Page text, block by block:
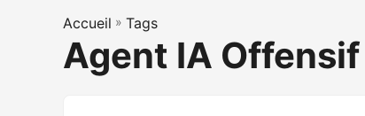
Accueil » Tags
Agent IA Offensif